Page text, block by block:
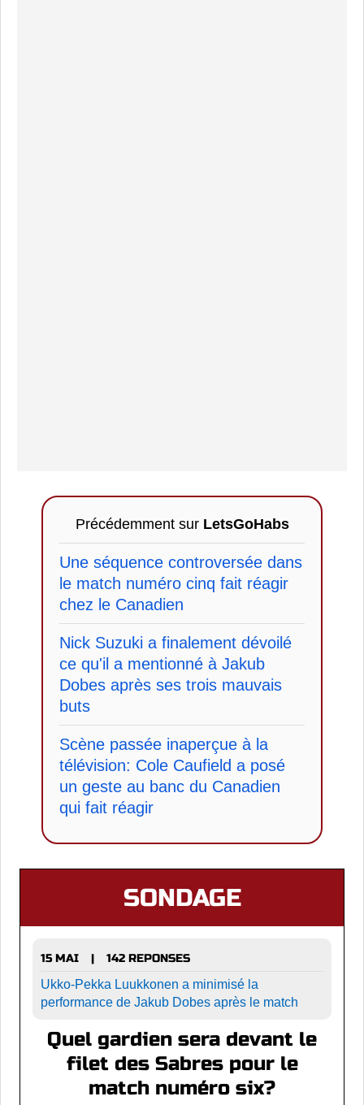
Précédemment sur LetsGoHabs
Une séquence controversée dans
le match numéro cinq fait réagir
chez le Canadien
Nick Suzuki a finalement dévoilé
ce qu'il a mentionné à Jakub
Dobes après ses trois mauvais
buts
Scène passée inaperçue à la
télévision: Cole Caufield a posé
un geste au banc du Canadien
qui fait réagir
SONDAGE
15 MAI |
142 REPONSES
Ukko-Pekka Luukkonen a minimisé la
performance de Jakub Dobes après le match
Quel gardien sera devant le
filet des Sabres pour le
match numéro six?